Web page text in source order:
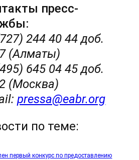
пресс-
244 40 44 доб.
(Алматы)
645 04 45 доб.
(Москва)
pressa@eabr.org
по теме:
первый конкурс по предоставлению